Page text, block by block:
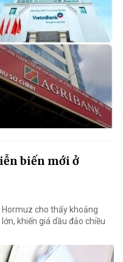
biến mới ở
cho thấy khoảng
khiến giá dầu đảo chiều